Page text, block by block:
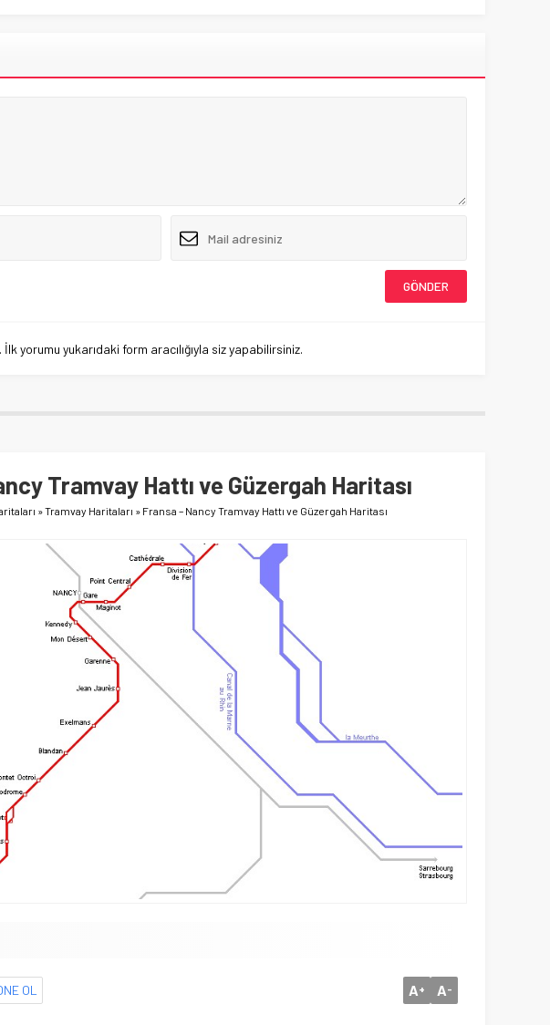
İlk yorumu yukarıdaki form aracılığıyla siz yapabilirsiniz.
Tramvay Hattı ve Güzergah Haritası
»Tramvay Haritaları » Fransa – Nancy Tramvay Hattı ve Güzergah Haritası
OL A+ A-